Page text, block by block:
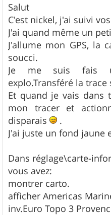
s
s
a
g
e
Salut
C'est nickel, j'ai suivi
J'ai quand même un
J'allume mon GPS, la
soucci.
Je me suis fais
explo.Transféré la trace
Et quand je vais dans
mon tracer et
disparais
.
J'ai juste un fond jaune
Dans réglage\carte-
vous avez:
montrer carto.
afficher Americas
inv.Euro Topo 3